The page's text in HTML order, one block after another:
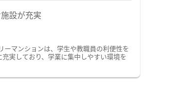
設が充実
マンションは、学生や教職員の利便性を
実しており、学業に集中しやすい環境を